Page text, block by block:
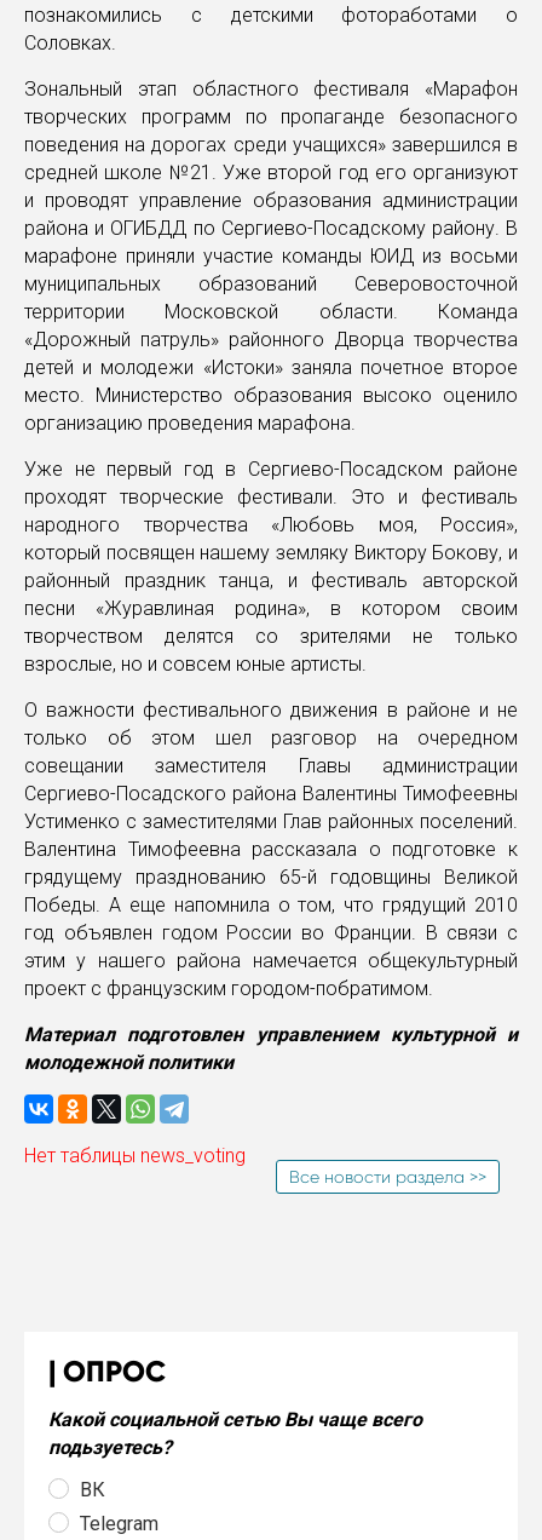
познакомились с детскими фотоработами о
Соловках.
Зональный этап областного фестиваля «Марафон
творческих программ по пропаганде безопасного
поведения на дорогах среди учащихся» завершился в
средней школе №21. Уже второй год его организуют
и проводят управление образования администрации
района и ОГИБДД по Сергиево-Посадскому району. В
марафоне приняли участие команды ЮИД из восьми
муниципальных образований Северовосточной
территории Московской области. Команда
«Дорожный патруль» районного Дворца творчества
детей и молодежи «Истоки» заняла почетное второе
место. Министерство образования высоко оценило
организацию проведения марафона.
Уже не первый год в Сергиево-Посадском районе
проходят творческие фестивали. Это и фестиваль
народного творчества «Любовь моя, Россия»,
который посвящен нашему земляку Виктору Бокову, и
районный праздник танца, и фестиваль авторской
песни «Журавлиная родина», в котором своим
творчеством делятся со зрителями не только
взрослые, но и совсем юные артисты.
О важности фестивального движения в районе и не
только об этом шел разговор на очередном
совещании заместителя Главы администрации
Сергиево-Посадского района Валентины Тимофеевны
Устименко с заместителями Глав районных поселений.
Валентина Тимофеевна рассказала о подготовке к
грядущему празднованию 65-й годовщины Великой
Победы. А еще напомнила о том, что грядущий 2010
год объявлен годом России во Франции. В связи с
этим у нашего района намечается общекультурный
проект с французским городом-побратимом.
Материал подготовлен управлением культурной и
молодежной политики
Нет таблицы news_voting
Все новости раздела >>
ОПРОС
Какой социальной сетью Вы чаще всего
подьзуетесь?
ВК
Telegram